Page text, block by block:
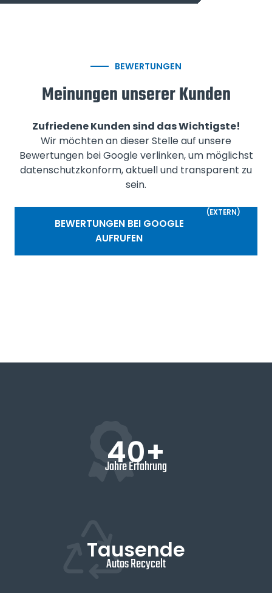
BEWERTUNGEN
Meinungen unserer Kunden
Zufriedene Kunden sind das Wichtigste!
Wir möchten an dieser Stelle auf unsere
Bewertungen bei Google verlinken, um möglichst
datenschutzkonform, aktuell und transparent zu
sein.
BEWERTUNGEN BEI GOOGLE
AUFRUFEN
(EXTERN)
40+
Jahre Erfahrung
Tausende
Autos Recycelt